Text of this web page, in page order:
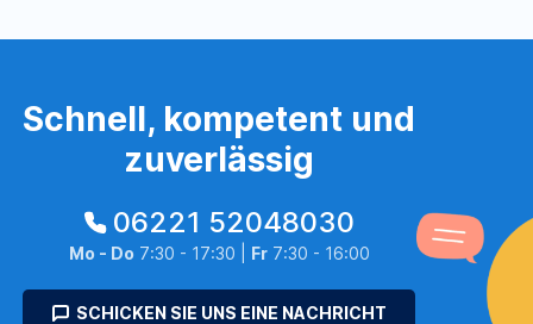
Schnell, kompetent und
zuverlässig
06221 52048030
Mo - Do 7:30 - 17:30 | Fr7:30 - 16:00
SCHICKEN SIE UNS EINE NACHRICHT